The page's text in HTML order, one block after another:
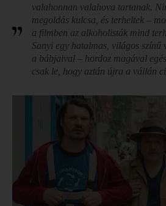
valahonnan valahova tartanak.
megoldás kulcsa, és terheltek –
a filmben az alkoholisták mind
Sanyi egy hatalmas, világos színű
a bábjaival – hordoz magával
csak le, hogy aztán újra a vállán